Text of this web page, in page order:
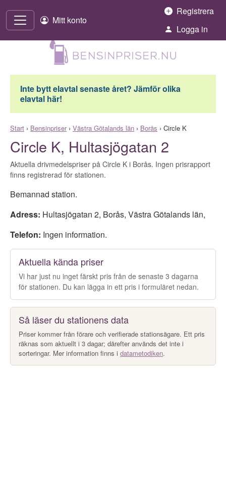
Mitt konto
Registrera
Logga in
Inte bytt elavtal senaste året? Jämför olika
elavtal här!
Start › Bensinpriser› Västra Götalands län › Borås › Circle K
Circle K, Hultasjögatan 2
Aktuella drivmedelspriser på Circle K i Borås. Ingen prisrapport
finns registrerad för stationen.
Bemannad station.
Adress: Hultasjögatan 2, Borås, Västra Götalands län,
Telefon: Ingen information.
Aktuella kända priser
Vi har just nu inget färskt pris från de senaste 3 dagarna
för stationen. Du kan lägga in ett pris i formuläret nedan.
Så läser du stationens data
Priser kommer från förare och verifierade stationsägare. Ett pris
räknas som aktuellt i 3 dagar; därefter används det inte i
sorteringar. Mer information finns i datametodiken.